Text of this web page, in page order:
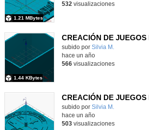
1.21 MBytes
532 visualizaciones
Contenido educativo.
subido por Silvia M.
1.44 KBytes
hace un año
566visualizaciones
Contenido educativo.
subido por Silvia M.
hace un año
503visualizaciones